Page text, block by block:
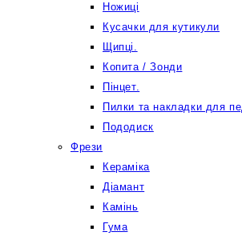
Ножиці
Кусачки для кутикули
Щипці.
Копита / Зонди
Пінцет.
Пилки та накладки для
Пододиск
Фрези
Кераміка
Діамант
Камінь
Гума